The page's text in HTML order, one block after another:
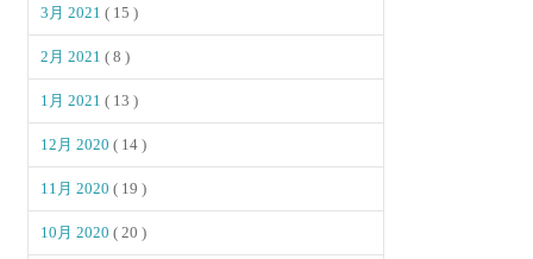
3月 2021( 15 )
2月 2021( 8 )
1月 2021( 13 )
12月 2020( 14 )
11月 2020( 19 )
10月 2020( 20 )